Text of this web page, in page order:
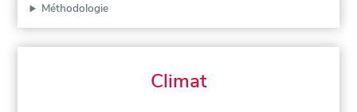
Méthodologie
Climat